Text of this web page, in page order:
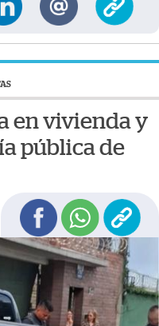
en vivienda y
pública de